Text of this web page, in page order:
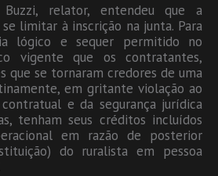
relator, entendeu que a
limitar à inscrição na junta. Para
lógico e sequer permitido no
vigente que os contratantes,
que se tornaram credores de uma
em gritante violação ao
e da segurança jurídica
tenham seus créditos incluídos
em razão de posterior
do ruralista em pessoa